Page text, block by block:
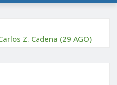
Z. Cadena (29 AGO)